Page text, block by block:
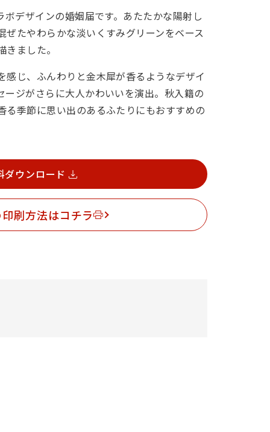
デザインの婚姻届です。あたたかな陽射し
たやわらかな淡いくすみグリーンをベース
ました。
感じ、ふんわりと金木犀が香るようなデザイ
ジがさらに大人かわいいを演出。秋入籍の
る季節に思い出のあるふたりにもおすすめの
ダウンロード
刷方法はコチラ